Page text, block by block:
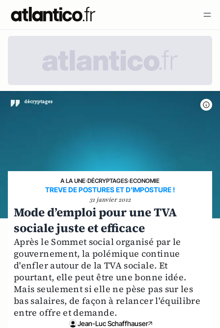
A LA UNE›DÉCRYPTAGES›ECONOMIE
TREVE DE POSTURES ET D'IMPOSTURE !
31 janvier 2012
Mode d’emploi pour une TVA
sociale juste et efficace
Après le Sommet social organisé par le
gouvernement, la polémique continue
d'enfler autour de la TVA sociale. Et
pourtant, elle peut être une bonne idée.
Mais seulement si elle ne pèse pas sur les
bas salaires, de façon à relancer l'équilibre
entre offre et demande.
Jean-Luc Schaffhauser